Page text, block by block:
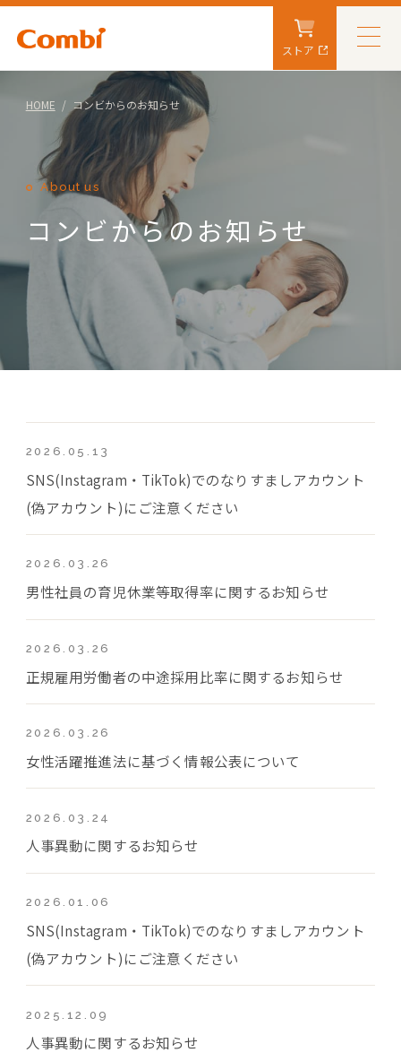
ストア
HOME コンビからのお知らせ
About us
コンビからのお知らせ
2026.05.13
SNS(Instagram・TikTok)でのなりすましアカウント
(偽アカウント)にご注意ください
2026.03.26
男性社員の育児休業等取得率に関するお知らせ
2026.03.26
正規雇用労働者の中途採用比率に関するお知らせ
2026.03.26
女性活躍推進法に基づく情報公表について
2026.03.24
人事異動に関するお知らせ
2026.01.06
SNS(Instagram・TikTok)でのなりすましアカウント
(偽アカウント)にご注意ください
2025.12.09
人事異動に関するお知らせ